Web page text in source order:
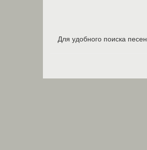
Для удобного поиска песен